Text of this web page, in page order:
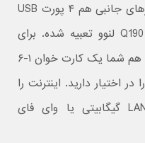
در اختیار دارید. برای ارتباط با ابزارهای جانبی هم ۴ پورت USB
2.0 و دو پورت USB 3.0 بر روی Q190 لنوو تعبیه شده. برای
استفاده از کارت های حافظه جانبی هم شما یک کارت خوان ۱-۶
با پشتیبانی از حافظه های SDXC را در اختیار دارید. اینترنت را
هم می توانید از طریق پورت LAN گیگابیتی یا وای فای